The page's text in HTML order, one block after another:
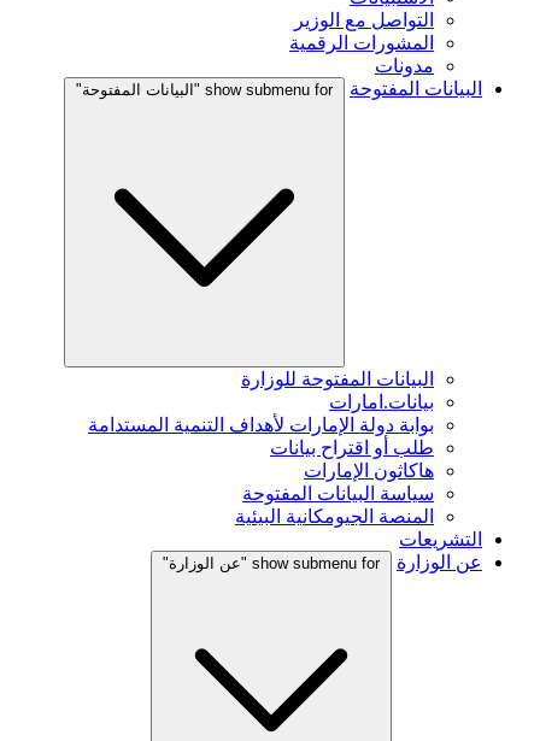
التواصل مع الوزير
المشورات الرقمية
مدونات
البيانات المفتوحة
show submenu for "البيانات المفتوحة"
البيانات المفتوحة للوزارة
بيانات.امارات
بوابة دولة الإمارات لأهداف التنمية المستدامة
طلب أو اقتراح بيانات
هاكاثون الإمارات
سياسة البيانات المفتوحة
المنصة الجيومكانية البيئية
التشريعات
عن الوزارة
show submenu for "عن الوزارة"